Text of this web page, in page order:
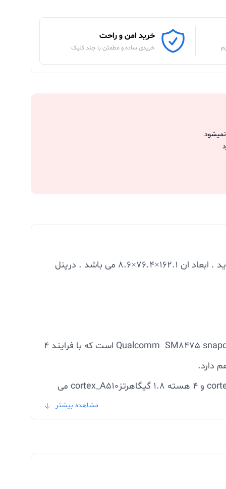
خرید امن و راحت
خریدی ساده و مطمئن با چند کلیک
این محصول با وزن سبک 201.2 که بسیار خوش دست, دارای طراحی زیبا و جذاب است عرضه و روانه بازار جهانی گردید . ابعاد ان 162.1×76.4×8.6 می باشد . درپنل
در بخش سخت افزار از یک پردازنده به روز شده استفاده شده است که مدل تراشه بکار رفته در ان Qualcomm SM8475 snapdragon 8+ Gen1 است که با فرایند 4
دارد.
تعداد هسته های پردازنده 8 است که شامل 1 هسته 3.0 گیگاهرتزی cortex_x2 ، 3 هسته 2.0 گیگاهرتزی cortex_A710 و 4 هسته 1.8 گیگاهرتزcortex_A510 می
به همراه تشخیص فاز است . همچنین از لرزش گیر اپتیکال تصویر
مشاهده بیشتر